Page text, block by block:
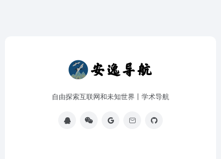
自由探索互联网和未知世界丨学术导航